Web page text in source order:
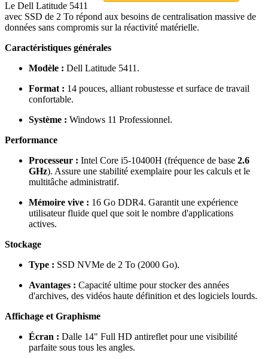
Le Dell Latitude 5411
avec SSD de 2 To répond aux besoins de centralisation massive de
données sans compromis sur la réactivité matérielle.
Caractéristiques générales
Modèle : Dell Latitude 5411.
Format : 14 pouces, alliant robustesse et surface de travail
confortable.
Système : Windows 11 Professionnel.
Performance
Processeur : Intel Core i5-10400H (fréquence de base 2.6
GHz). Assure une stabilité exemplaire pour les calculs et le
multitâche administratif.
Mémoire vive : 16 Go DDR4. Garantit une expérience
utilisateur fluide quel que soit le nombre d'applications
actives.
Stockage
Type : SSD NVMe de 2 To (2000 Go).
Avantages : Capacité ultime pour stocker des années
d'archives, des vidéos haute définition et des logiciels lourds.
Affichage et Graphisme
Écran : Dalle 14" Full HD antireflet pour une visibilité
parfaite sous tous les angles.